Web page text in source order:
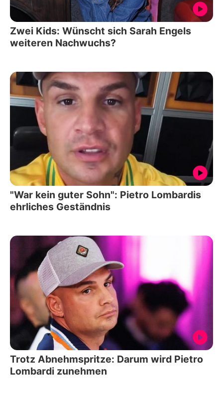
Zwei Kids: Wünscht sich Sarah Engels
weiteren Nachwuchs?
"War kein guter Sohn": Pietro Lombardis
ehrliches Geständnis
Trotz Abnehmspritze: Darum wird Pietro
Lombardi zunehmen